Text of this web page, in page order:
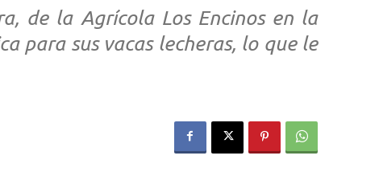
de la Agrícola Los Encinos en la
para sus vacas lecheras, lo que le